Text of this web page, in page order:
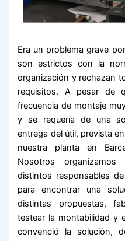
Era un problema grave
son estrictos con la
organización y rechazan
requisitos. A pesar de
frecuencia de montaje
y se requería de una
entrega del útil, prevista
nuestra planta en
Nosotros
distintos responsables
para encontrar una
distintas propuestas,
testear la montabilidad y
convenció la solución,